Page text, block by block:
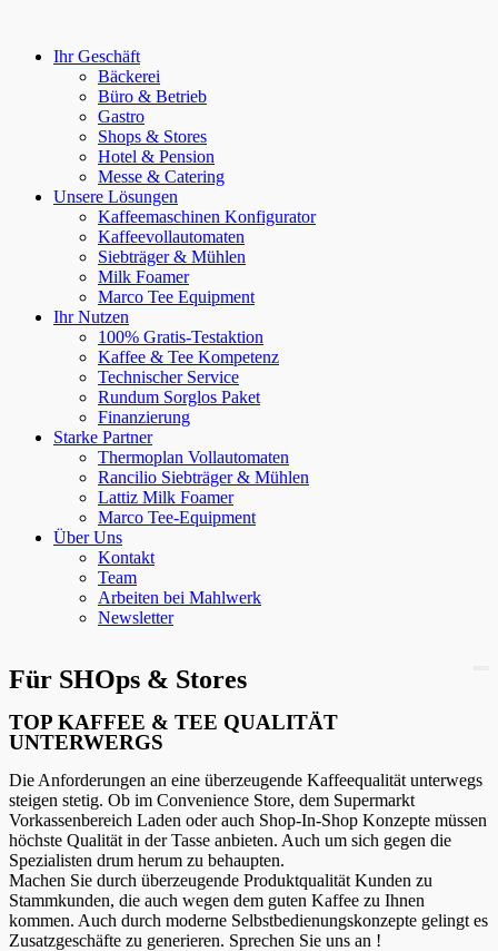
Ihr Geschäft
Bäckerei
Büro & Betrieb
Gastro
Shops & Stores
Hotel & Pension
Messe & Catering
Unsere Lösungen
Kaffeemaschinen Konfigurator
Kaffeevollautomaten
Siebträger & Mühlen
Milk Foamer
Marco Tee Equipment
Ihr Nutzen
100% Gratis-Testaktion
Kaffee & Tee Kompetenz
Technischer Service
Rundum Sorglos Paket
Finanzierung
Starke Partner
Thermoplan Vollautomaten
Rancilio Siebträger & Mühlen
Lattiz Milk Foamer
Marco Tee-Equipment
Über Uns
Kontakt
Team
Arbeiten bei Mahlwerk
Newsletter
Für SHOps & Stores
TOP KAFFEE & TEE QUALITÄT
UNTERWERGS
Die Anforderungen an eine überzeugende Kaffeequalität unterwegs
steigen stetig. Ob im Convenience Store, dem Supermarkt
Vorkassenbereich Laden oder auch Shop-In-Shop Konzepte müssen
höchste Qualität in der Tasse anbieten. Auch um sich gegen die
Spezialisten drum herum zu behaupten.
Machen Sie durch überzeugende Produktqualität Kunden zu
Stammkunden, die auch wegen dem guten Kaffee zu Ihnen
kommen. Auch durch moderne Selbstbedienungskonzepte gelingt es
Zusatzgeschäfte zu generieren. Sprechen Sie uns an !